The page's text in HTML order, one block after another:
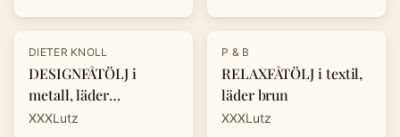
-25%
DIETER KNOLL
DESIGNFÅTÖLJ i
metall, läder
cognacfärgad
XXXLutz
P & B
RELAXFÅTÖLJ i textil,
läder brun
XXXLutz